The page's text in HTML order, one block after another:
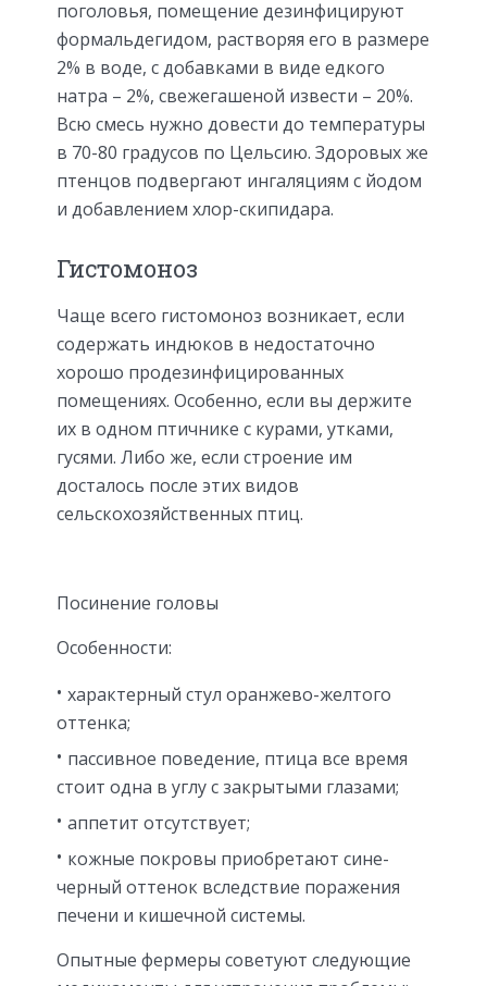
поголовья, помещение дезинфицируют
формальдегидом, растворяя его в размере
2% в воде, с добавками в виде едкого
натра – 2%, свежегашеной извести – 20%.
Всю смесь нужно довести до температуры
в 70-80 градусов по Цельсию. Здоровых же
птенцов подвергают ингаляциям с йодом
и добавлением хлор-скипидара.
Гистомоноз
Чаще всего гистомоноз возникает, если
содержать индюков в недостаточно
хорошо продезинфицированных
помещениях. Особенно, если вы держите
их в одном птичнике с курами, утками,
гусями. Либо же, если строение им
досталось после этих видов
сельскохозяйственных птиц.
Посинение головы
Особенности:
характерный стул оранжево-желтого
оттенка;
пассивное поведение, птица все время
стоит одна в углу с закрытыми глазами;
аппетит отсутствует;
кожные покровы приобретают сине-
черный оттенок вследствие поражения
печени и кишечной системы.
Опытные фермеры советуют следующие